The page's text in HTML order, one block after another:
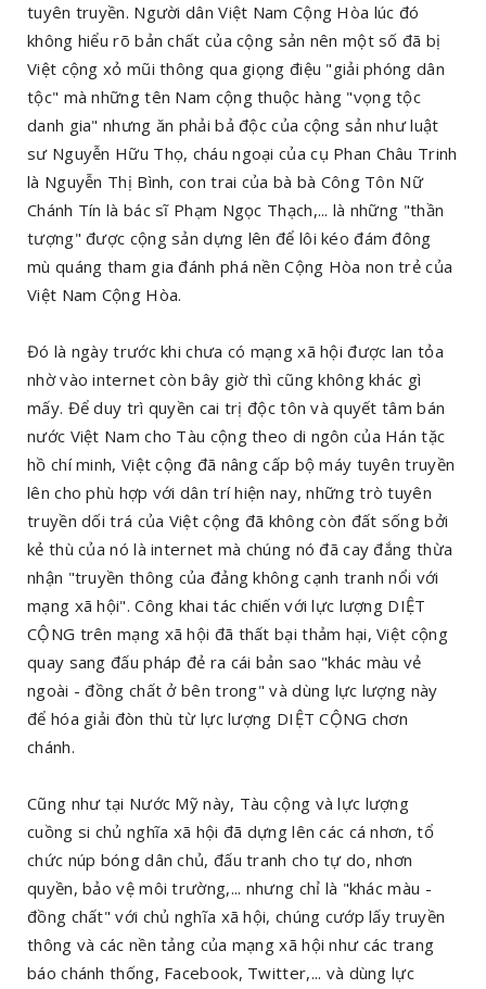
tuyên truyền. Người dân Việt Nam Cộng Hòa lúc đó
không hiểu rõ bản chất của cộng sản nên một số đã bị
Việt cộng xỏ mũi thông qua giọng điệu "giải phóng dân
tộc" mà những tên Nam cộng thuộc hàng "vọng tộc
danh gia" nhưng ăn phải bả độc của cộng sản như luật
sư Nguyễn Hữu Thọ, cháu ngoại của cụ Phan Châu Trinh
là Nguyễn Thị Bình, con trai của bà bà Công Tôn Nữ
Chánh Tín là bác sĩ Phạm Ngọc Thạch,... là những "thần
tượng" được cộng sản dựng lên để lôi kéo đám đông
mù quáng tham gia đánh phá nền Cộng Hòa non trẻ của
Việt Nam Cộng Hòa.
Đó là ngày trước khi chưa có mạng xã hội được lan tỏa
nhờ vào internet còn bây giờ thì cũng không khác gì
mấy. Để duy trì quyền cai trị độc tôn và quyết tâm bán
nước Việt Nam cho Tàu cộng theo di ngôn của Hán tặc
hồ chí minh, Việt cộng đã nâng cấp bộ máy tuyên truyền
lên cho phù hợp với dân trí hiện nay, những trò tuyên
truyền dối trá của Việt cộng đã không còn đất sống bởi
kẻ thù của nó là internet mà chúng nó đã cay đắng thừa
nhận "truyền thông của đảng không cạnh tranh nổi với
mạng xã hội". Công khai tác chiến với lực lượng DIỆT
CỘNG trên mạng xã hội đã thất bại thảm hại, Việt cộng
quay sang đấu pháp đẻ ra cái bản sao "khác màu vẻ
ngoài - đồng chất ở bên trong" và dùng lực lượng này
để hóa giải đòn thù từ lực lượng DIỆT CỘNG chơn
chánh.
Cũng như tại Nước Mỹ này, Tàu cộng và lực lượng
cuồng si chủ nghĩa xã hội đã dựng lên các cá nhơn, tổ
chức núp bóng dân chủ, đấu tranh cho tự do, nhơn
quyền, bảo vệ môi trường,... nhưng chỉ là "khác màu -
đồng chất" với chủ nghĩa xã hội, chúng cướp lấy truyền
thông và các nền tảng của mạng xã hội như các trang
báo chánh thống, Facebook, Twitter,... và dùng lực